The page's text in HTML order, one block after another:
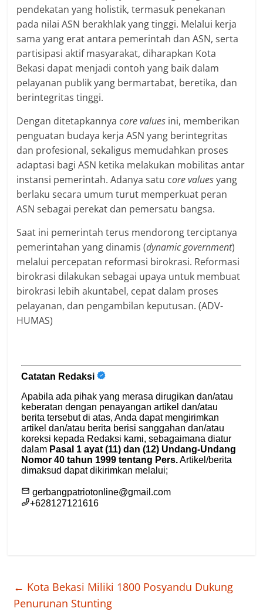
pendekatan yang holistik, termasuk penekanan
pada nilai ASN berakhlak yang tinggi. Melalui kerja
sama yang erat antara pemerintah dan ASN, serta
partisipasi aktif masyarakat, diharapkan Kota
Bekasi dapat menjadi contoh yang baik dalam
pelayanan publik yang bermartabat, beretika, dan
berintegritas tinggi.
Dengan ditetapkannya core values ini, memberikan
penguatan budaya kerja ASN yang berintegritas
dan profesional, sekaligus memudahkan proses
adaptasi bagi ASN ketika melakukan mobilitas antar
instansi pemerintah. Adanya satu core valuesyang
berlaku secara umum turut memperkuat peran
ASN sebagai perekat dan pemersatu bangsa.
Saat ini pemerintah terus mendorong terciptanya
pemerintahan yang dinamis (dynamic government)
melalui percepatan reformasi birokrasi. Reformasi
birokrasi dilakukan sebagai upaya untuk membuat
birokrasi lebih akuntabel, cepat dalam proses
pelayanan, dan pengambilan keputusan. (ADV-
HUMAS)
← Kota Bekasi Miliki 1800 Posyandu Dukung
Penurunan Stunting